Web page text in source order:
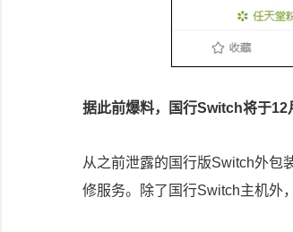
据此前爆料，国行Switch将于12
从之前泄露的国行版Switch外包
修服务。除了国行Switch主机外